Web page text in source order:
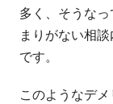
多く、そうな
まりがない相
です。
このようなデ